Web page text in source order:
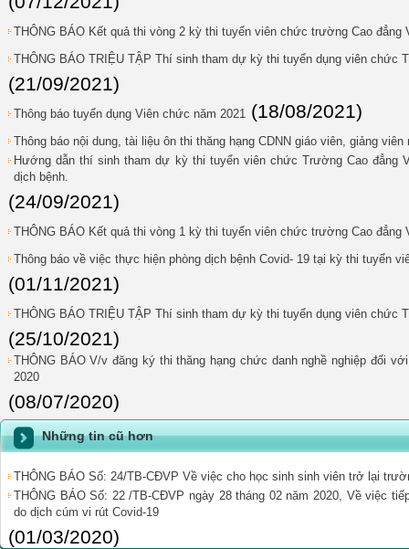
THÔNG BÁO Kết quả thi vòng 2 kỳ thi tuyển viên chức trường Cao đẳng
THÔNG BÁO TRIỆU TẬP Thí sinh tham dự kỳ thi tuyển dụng viên chức
(21/09/2021)
Thông báo tuyển dụng Viên chức năm 2021 (18/08/2021)
Thông báo nội dung, tài liệu ôn thi thăng hạng CDNN giáo viên, giảng viên
Hướng dẫn thí sinh tham dự kỳ thi tuyển viên chức Trường Cao đẳng
dịch bệnh.
(24/09/2021)
THÔNG BÁO Kết quả thi vòng 1 kỳ thi tuyển viên chức trường Cao đẳng
Thông báo về việc thực hiện phòng dịch bệnh Covid- 19 tại kỳ thi tuyển
(01/11/2021)
THÔNG BÁO TRIỆU TẬP Thí sinh tham dự kỳ thi tuyển dụng viên chức
(25/10/2021)
THÔNG BÁO V/v đăng ký thi thăng hạng chức danh nghề nghiệp đối
2020
(08/07/2020)
Những tin cũ hơn
THÔNG BÁO Số: 24/TB-CĐVP Về việc cho học sinh sinh viên trở lại
THÔNG BÁO Số: 22 /TB-CĐVP ngày 28 tháng 02 năm 2020, Về việc
do dịch cúm vi rút Covid-19
(01/03/2020)